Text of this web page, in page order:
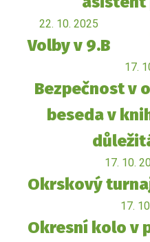
22. 10. 2025
Volby v 9.B
17.
Bezpečnost v
beseda v
17. 10.
Okrskový
17.
Okresní kolo v